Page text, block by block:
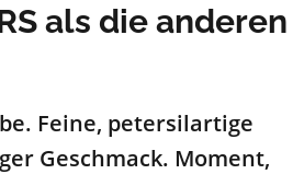
als die anderen
Feine, petersilartige
Geschmack. Moment,